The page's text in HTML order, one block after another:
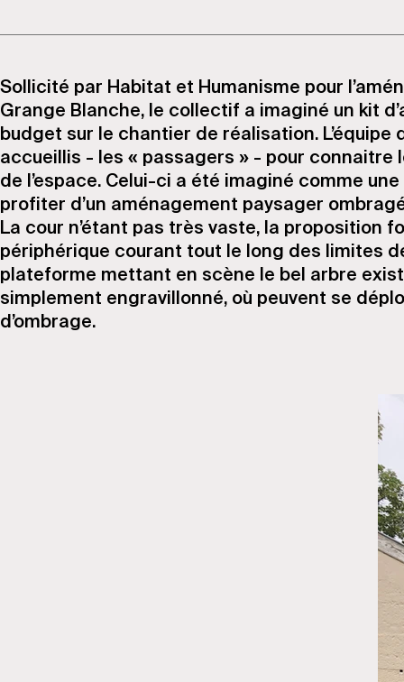
Sollicité par Habitat et Humanisme pour
Grange Blanche, le collectif a imaginé un kit
budget sur le chantier de réalisation.
accueillis - les « passagers » - pour connaitre
de l’espace. Celui-ci a été imaginé comme
profiter d’un aménagement paysager
La cour n’étant pas très vaste, la proposition
périphérique courant tout le long des limites
plateforme mettant en scène le bel arbre
simplement engravillonné, où peuvent se
d’ombrage.